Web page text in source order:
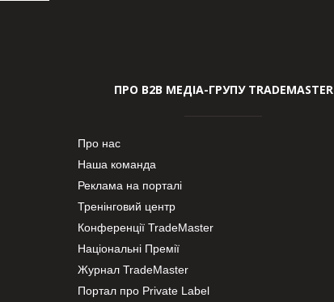
ПРО В2В МЕДІА-ГРУПУ TRADEMASTER
Про нас
Наша команда
Реклама на порталі
Тренінговий центр
Конференції TradeMaster
Національні Премії
Журнал TradeMaster
Портал про Private Label